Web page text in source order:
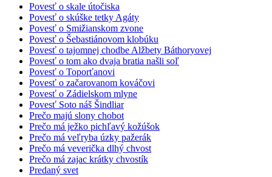
Povesť o skale útočiska
Povesť o skúške tetky Agáty
Povesť o Smižianskom zvone
Povesť o Šebastiánovom klobúku
Povesť o tajomnej chodbe Alžbety Báthoryovej
Povesť o tom ako dvaja bratia našli soľ
Povesť o Toporťanovi
Povesť o začarovanom kováčovi
Povesť o Zádielskom mlyne
Povesť Soto náš Šindliar
Prečo majú slony chobot
Prečo má ježko pichľavý kožúšok
Prečo má veľryba úzky pažerák
Prečo má veverička dlhý chvost
Prečo má zajac krátky chvostík
Predaný svet